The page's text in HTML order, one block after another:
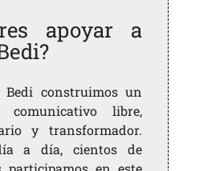
apoyar a
construimos un
comunicativo libre,
y transformador.
a día, cientos de